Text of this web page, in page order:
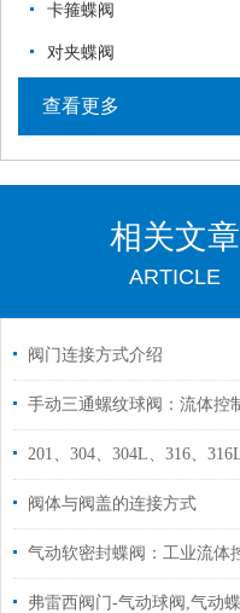
卡箍蝶阀
对夹蝶阀
查看更多
相关文章
ARTICLE
阀门连接方式介绍
阀体与阀盖的连接方式